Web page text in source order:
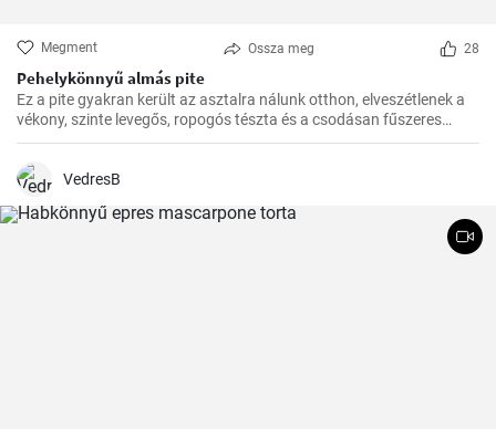
Megment Ossza meg 28
Pehelykönnyű almás pite
Ez a pite gyakran került az asztalra nálunk otthon, elveszétlenek a
vékony, szinte levegős, ropogós tészta és a csodásan fűszeres
almafüllő között. Az ovitudók, hazaértem, és már messziről éreztem
veletek is ezt a csodás receptet.
VedresB